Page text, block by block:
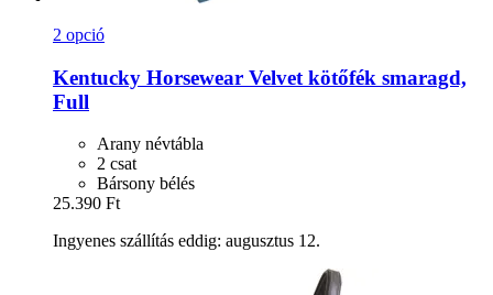
2 opció
Kentucky Horsewear Velvet kötőfék smaragd,
Full
Arany névtábla
2 csat
Bársony bélés
25.390 Ft
Ingyenes szállítás eddig: augusztus 12.